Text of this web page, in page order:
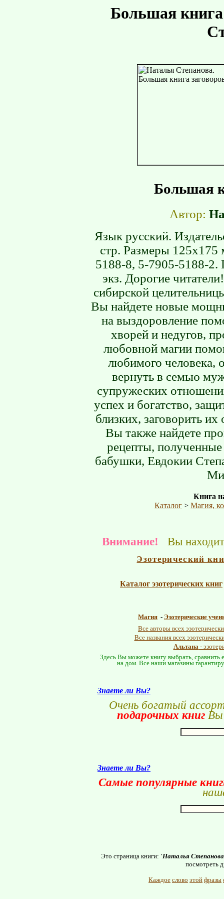
Большая книга
Большая
Автор:
Язык русский.
стр. Размеры
5188-8, 5-7905-5188-2.
экз. Дорогие
сибирской
Вы найдете новые
на выздоровление
хворей и недугов,
любовной магии
любимого человека,
вернуть в семью
супружеских
успех и богатство,
близких, заговорить
Вы также найдете
рецепты,
бабушки, Евдокии
Книга
Каталог > Магия,
Внимание! Вы
Эзотерический
Каталог эзотерических книг
Магия - Эзотерические
Все авторы всех
Все названия всех
Альтана-
Здесь Вы можете книгу выбрать, сравнить
на дом. Все наши магазины
Знаете ли Вы?
Очень богатый
подарочных книгВы
Знаете ли Вы?
Самые популярные
Это страница книги: 'Наталья
посмотреть
Каждое слово этой фразы